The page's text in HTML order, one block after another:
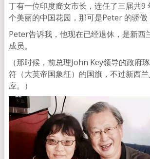
丁有一位印度裔女市长，连任了三届共9
个美丽的中国花园，那可是Peter 的骄傲
Peter告诉我，他现在已经退休，是新西
成员。
（那时候，前总理John Key领导的政府
符（大英帝国象征）的国旗，不过新西
应。）